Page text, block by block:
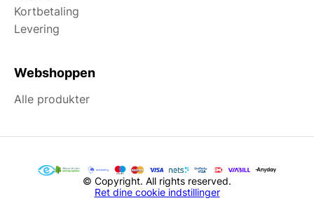
Kortbetaling
Levering
Webshoppen
Alle produkter
© Copyright. All rights reserved.
Ret dine cookie indstillinger